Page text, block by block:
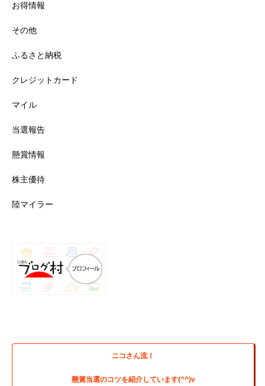
お得情報
その他
ふるさと納税
クレジットカード
マイル
当選報告
懸賞情報
株主優待
陸マイラー
ニコさん流！
懸賞当選のコツを紹介しています(^^)v